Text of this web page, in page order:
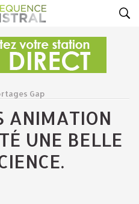
Gap
ANIMATION
UNE BELLE